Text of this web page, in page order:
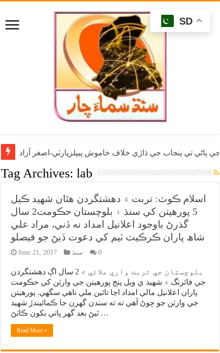
پاڻي تي پنجاب جي ڌاڙي خلاف خاموش پيپلزپارٽي-اصغر آزاد
Tag Archives:lab
اسلام ڪوٽ: تربت ۾ دهشتگردن هٿان شهيد ڪيل
5 پورهيتن کي سنڌ ۽ بلوچستان حڪومت2 سال
گذرڻ باوجود اعلانيل امداد نه ڏني، مراد علي
شاھ پاران ڪرڪيٽ ٽيم کي دعوت ڏيڻ جو فيصلو
June 21, 2017 سنڌ 0
بلوچستان جي تربت واري علائي ۾ 2 سال اڳ دهشتگردن
جي فائرنگ ۾ شهيد ي ويل پنج پورهيتن جي وارثن کي حڪومت
پاران اعلانيل مالي امداد اڃا تائين ملي ناهي سگهي. پورهيتن
جي وارثن جو چوڻ آهي ته ته سندن گهرن جا ڪمائيندڙ شهيد
ٿيڻ بعد گهر ڀاتي بکون ڪاٽڻ …
Read More »
SD